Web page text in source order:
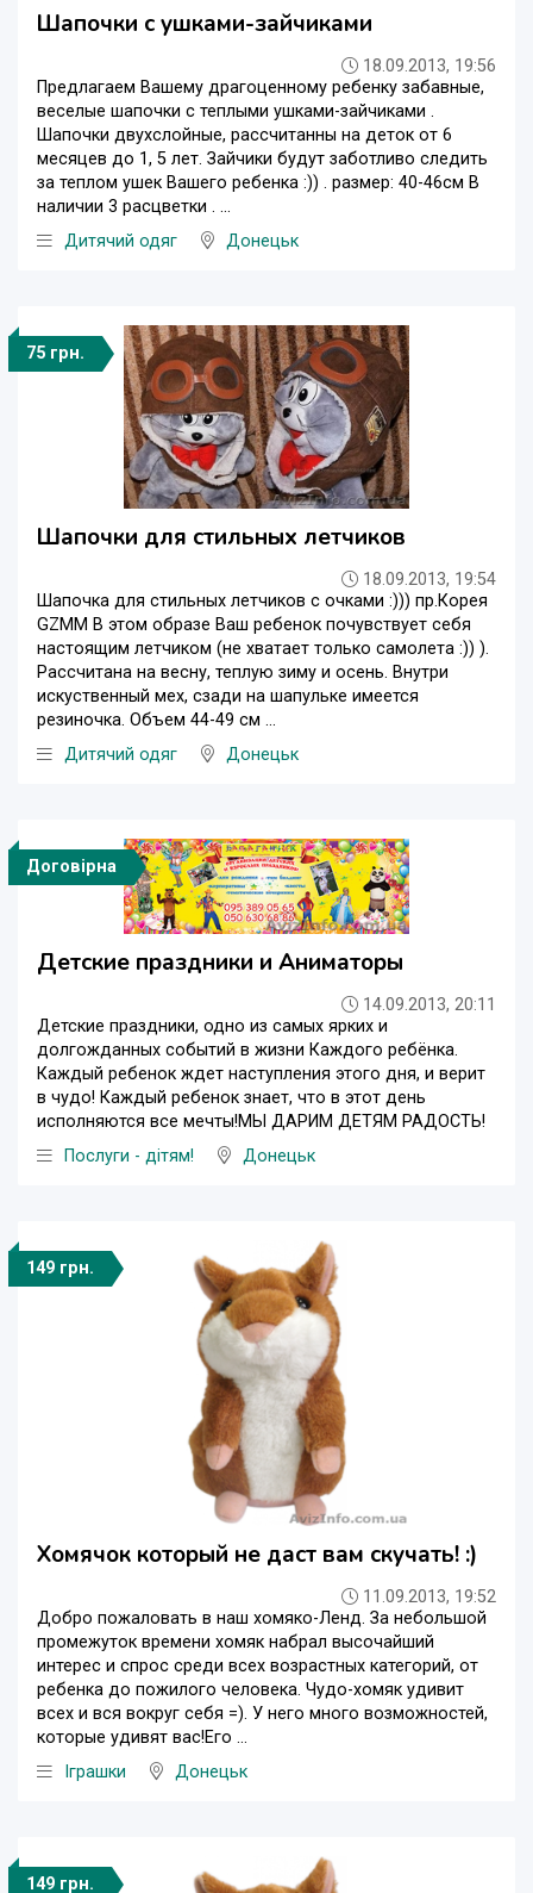
Шапочки с ушками-зайчиками
18.09.2013, 19:56
Предлагаем Вашему драгоценному ребенку забавные,
веселые шапочки с теплыми ушками-зайчиками .
Шапочки двухслойные, рассчитанны на деток от 6
месяцев до 1, 5 лет. Зайчики будут заботливо следить
за теплом ушек Вашего ребенка :)) . размер: 40-46см В
наличии 3 расцветки . ...
Дитячий одяг
Донецьк
75 грн.
Шапочки для стильных летчиков
18.09.2013, 19:54
Шапочка для стильных летчиков с очками :))) пр.Корея
GZMM В этом образе Ваш ребенок почувствует себя
настоящим летчиком (не хватает только самолета :)) ).
Рассчитана на весну, теплую зиму и осень. Внутри
искуственный мех, сзади на шапульке имеется
резиночка. Объем 44-49 см ...
Дитячий одяг
Донецьк
Договірна
Детские праздники и Аниматоры
14.09.2013, 20:11
Детские праздники, одно из самых ярких и
долгожданных событий в жизни Каждого ребёнка.
Каждый ребенок ждет наступления этого дня, и верит
в чудо! Каждый ребенок знает, что в этот день
исполняются все мечты!МЫ ДАРИМ ДЕТЯМ РАДОСТЬ!
Послуги - дітям!
Донецьк
149 грн.
Хомячок который не даст вам скучать! :)
11.09.2013, 19:52
Добро пожаловать в наш хомяко-Ленд. За небольшой
промежуток времени хомяк набрал высочайший
интерес и спрос среди всех возрастных категорий, от
ребенка до пожилого человека. Чудо-хомяк удивит
всех и вся вокруг себя =). У него много возможностей,
которые удивят вас!Его ...
Iграшки
Донецьк
149 грн.